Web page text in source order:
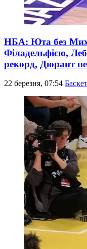
НБА: Юта без
Філадельфією,
рекорд, Дюрант
22 березня, 07:54